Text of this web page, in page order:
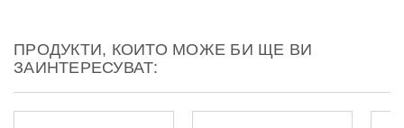
ПРОДУКТИ, КОИТО МОЖЕ БИ ЩЕ ВИ
ЗАИНТЕРЕСУВАТ: